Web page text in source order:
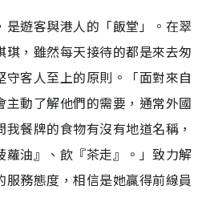
是遊客與港人的「飯堂」。在翠
琪，雖然每天接待的都是來去匆
客人至上的原則。「面對來自
主動了解他們的需要，通常外國
餐牌的食物有沒有地道名稱，
蘿油』、飲『茶走』。」致力解
服務態度，相信是她贏得前線員